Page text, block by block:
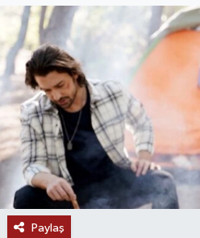
Paylaş
Tüm Manşetler
Son Dakika Haberleri
Haber Arşivi